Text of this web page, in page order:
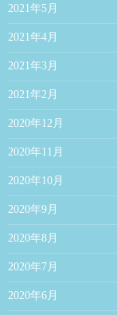
2021年5月
2021年4月
2021年3月
2021年2月
2020年12月
2020年11月
2020年10月
2020年9月
2020年8月
2020年7月
2020年6月